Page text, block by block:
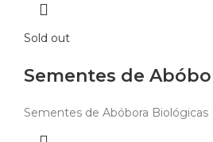
Sold out
Sementes de
Sementes de Abóbora Biológicas